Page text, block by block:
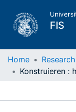
FIS
Home
Home